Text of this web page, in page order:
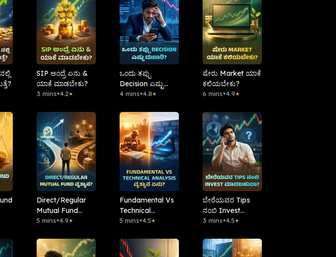
SIP ಅಂದ್ರೆ ಏನು &
ಯಾಕೆ ಮಾಡಬೇಕು?
3 mins•4.2★
ಒಂದು ತಪ್ಪು
Decision ಎಷ್ಟು
ದುಬಾರಿ?
4 mins•4.8★
ಷೇರು Market ಯಾಕೆ
ಕಲಿಯಬೇಕು?
6 mins•4.9★
Direct/Regular
Mutual Fund
ವ್ಯತ್ಯಾಸ?
5 mins•4.9★
Fundamental Vs
Technical
Analysis ವ್ಯತ್ಯಾಸ
5 mins•4.5★
ಬೇರೆಯವರ Tips
ನಂಬಿ Invest
ಮಾಡಬಹುದಾ?
3 mins•4.5★